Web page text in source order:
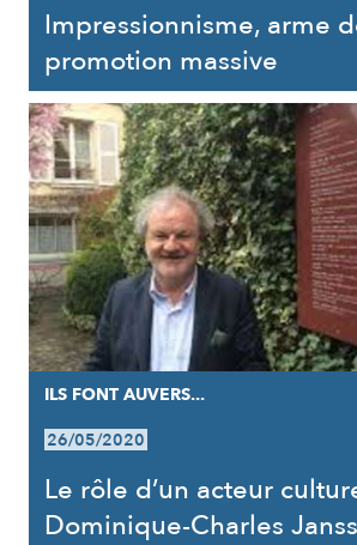
Impressionnisme, arme
promotion massive
ILS FONT AUVERS...
26/05/2020
Le rôle d’un acteur
Dominique-Charles